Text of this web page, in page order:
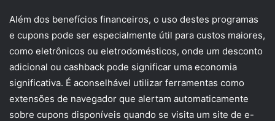
Além dos benefícios financeiros, o uso destes programas
e cupons pode ser especialmente útil para custos maiores,
como eletrônicos ou eletrodomésticos, onde um desconto
adicional ou cashback pode significar uma economia
significativa. É aconselhável utilizar ferramentas como
extensões de navegador que alertam automaticamente
sobre cupons disponíveis quando se visita um site de e-